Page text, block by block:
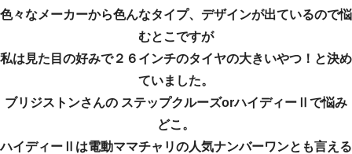
色々なメーカーから色んなタイプ、デザインが出ているので悩
むとこですが
私は見た目の好みで２６インチのタイヤの大きいやつ！と決め
ていました。
ブリジストンさんの ステップクルーズorハイディーⅡで悩み
どこ。
ハイディーⅡは電動ママチャリの人気ナンバーワンとも言える